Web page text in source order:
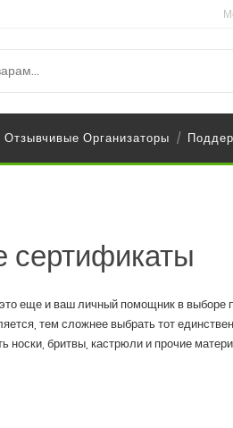
Отзывчивые Организаторы /
сертификаты
еще и ваш личный помощник в выборе
тем сложнее выбрать тот
носки, бритвы, кастрюли и прочие